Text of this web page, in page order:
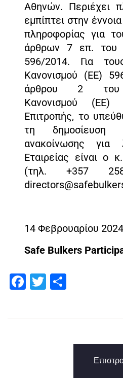
Αθηνών. Περιέχει
εμπίπτει στην
πληροφορίας για
άρθρων 7 επ. του
596/2014. Για
Κανονισμού (ΕΕ)
άρθρου 2 του
Κανονισμού (ΕΕ)
Επιτροπής, το
τη δημοσίευση
ανακοίνωσης για
Εταιρείας είναι ο
(τηλ. +357
14 Φεβρουαρίου 2024
Safe Bulkers
Facebook
Twitter